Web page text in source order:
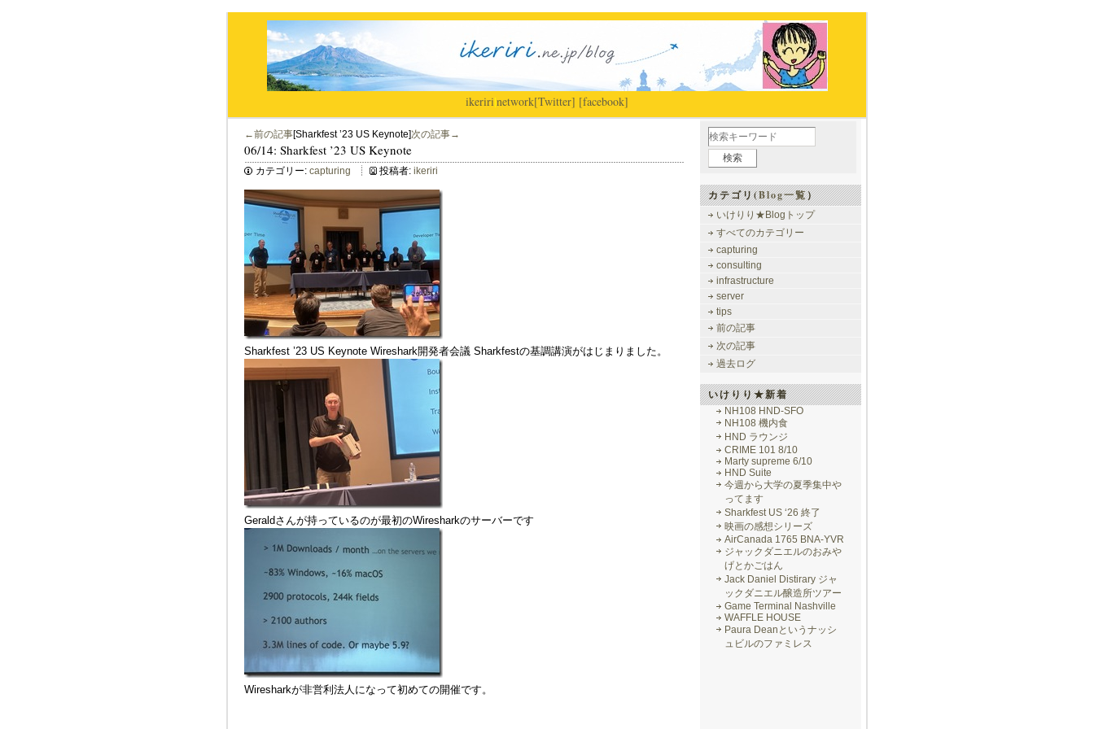
ikeriri|network[Twitter] [facebook]
←前の記事[Sharkfest ’23 US Keynote]次の記事→
06/14: Sharkfest ’23 US Keynote
カテゴリー: capturing 投稿者: ikeriri
Sharkfest ’23 US Keynote Wireshark開発者会議 Sharkfestの基調講演がはじまりました。
Geraldさんが持っているのが最初のWiresharkのサーバーです
Wiresharkが非営利法人になって初めての開催です。
カテゴリ(Blog一覧）
いけりり★Blogトップ
すべてのカテゴリー
capturing
consulting
infrastructure
server
tips
前の記事
次の記事
過去ログ
いけりり★新着
NH108 HND-SFO
NH108 機内食
HND ラウンジ
CRIME 101 8/10
Marty supreme 6/10
HND Suite
今週から大学の夏季集中や
ってます
Sharkfest US ‘26 終了
映画の感想シリーズ
AirCanada 1765 BNA-YVR
ジャックダニエルのおみや
げとかごはん
Jack Daniel Distirary ジャ
ックダニエル醸造所ツアー
Game Terminal Nashville
WAFFLE HOUSE
Paura Deanというナッシ
ュビルのファミレス